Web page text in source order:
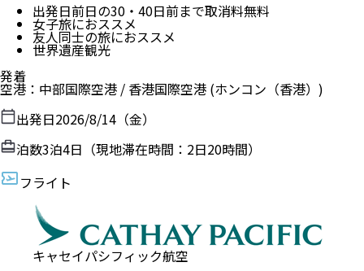
出発日前日の30・40日前まで取消料無料
女子旅におススメ
友人同士の旅におススメ
世界遺産観光
発着
空港 ： 中部国際空港 / 香港国際空港 (ホンコン（香港）)
出発日2026/8/14（金）
泊数3泊4日（現地滞在時間： 2日20時間）
フライト
キャセイパシフィック航空